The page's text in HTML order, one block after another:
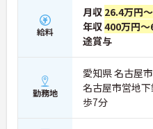
【大手グループならではの手
います】
・医療費・市販薬の補助や各
する共済会制度があり、職員の
にサポートする体制があります
・未就学児お一人につき月額1
育児・介護向けの時短勤務制
家庭との両立を支える環境です
給料
月収 26.4万円
年収400万円～
途賞与
勤務地
愛知県 名古屋
名古屋市営地
歩7分